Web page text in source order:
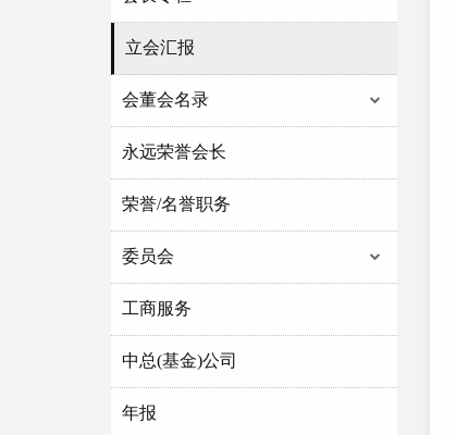
立会汇报
会董会名录
永远荣誉会长
荣誉/名誉职务
委员会
工商服务
中总(基金)公司
年报